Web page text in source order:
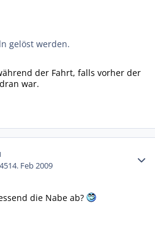
gelöst werden.
der Fahrt, falls vorher der
war.
14. Feb 2009
die Nabe ab?